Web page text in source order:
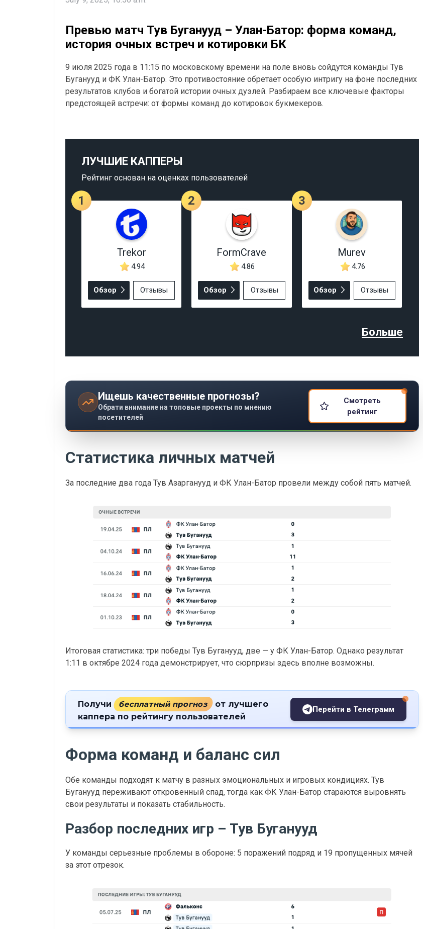
Превью матч Тув Буганууд – Улан-Батор: форма команд,
история очных встреч и котировки БК
9 июля 2025 года в 11:15 по московскому времени на поле вновь сойдутся команды Тув
Буганууд и ФК Улан-Батор. Это противостояние обретает особую интригу на фоне последних
результатов клубов и богатой истории очных дуэлей. Разбираем все ключевые факторы
предстоящей встречи: от формы команд до котировок букмекеров.
ЛУЧШИЕ КАППЕРЫ
Рейтинг основан на оценках пользователей
1
Trekor
4.94
Обзор Отзывы
2
FormCrave
4.86
Обзор Отзывы
3
Murev
4.76
Обзор Отзывы
Больше
Ищешь качественные прогнозы?
Обрати внимание на топовые проекты по мнению
посетителей
Смотреть
рейтинг
Статистика личных матчей
За последние два года Тув Азарганууд и ФК Улан-Батор провели между собой пять матчей.
Итоговая статистика: три победы Тув Буганууд, две — у ФК Улан-Батор. Однако результат
1:11 в октябре 2024 года демонстрирует, что сюрпризы здесь вполне возможны.
Получи бесплатный прогноз от лучшего
каппера по рейтингу пользователей
Перейти в Телеграмм
Форма команд и баланс сил
Обе команды подходят к матчу в разных эмоциональных и игровых кондициях. Тув
Буганууд переживают откровенный спад, тогда как ФК Улан-Батор стараются выровнять
свои результаты и показать стабильность.
Разбор последних игр – Тув Буганууд
У команды серьезные проблемы в обороне: 5 поражений подряд и 19 пропущенных мячей
за этот отрезок.